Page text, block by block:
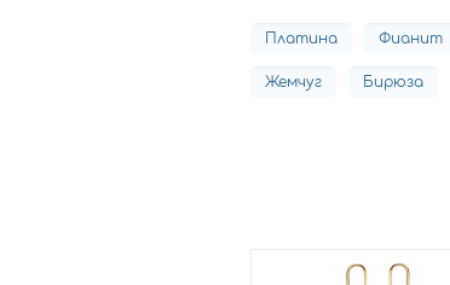
Платина Фианит
Жемчуг Бирюза